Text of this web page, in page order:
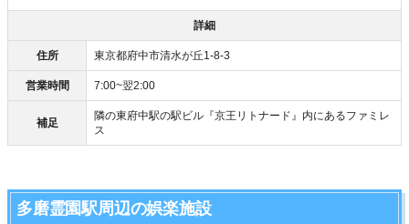
詳細
住所 東京都府中市清水が丘1-8-3
営業時間 7:00~翌2:00
補足
隣の東府中駅の駅ビル『京王リトナード』内にあるファミレ
ス
多磨霊園駅周辺の娯楽施設